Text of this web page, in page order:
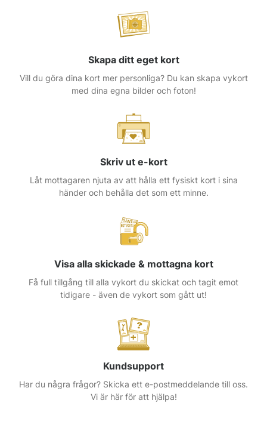
Skapa ditt eget kort
Vill du göra dina kort mer personliga? Du kan skapa vykort
med dina egna bilder och foton!
Skriv ut e-kort
Låt mottagaren njuta av att hålla ett fysiskt kort i sina
händer och behålla det som ett minne.
Visa alla skickade & mottagna kort
Få full tillgång till alla vykort du skickat och tagit emot
tidigare - även de vykort som gått ut!
Kundsupport
Har du några frågor? Skicka ett e-postmeddelande till oss.
Vi är här för att hjälpa!